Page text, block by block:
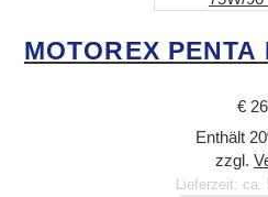
MOTOREX
€
Enthält
zzgl.
Lieferzeit: ca.